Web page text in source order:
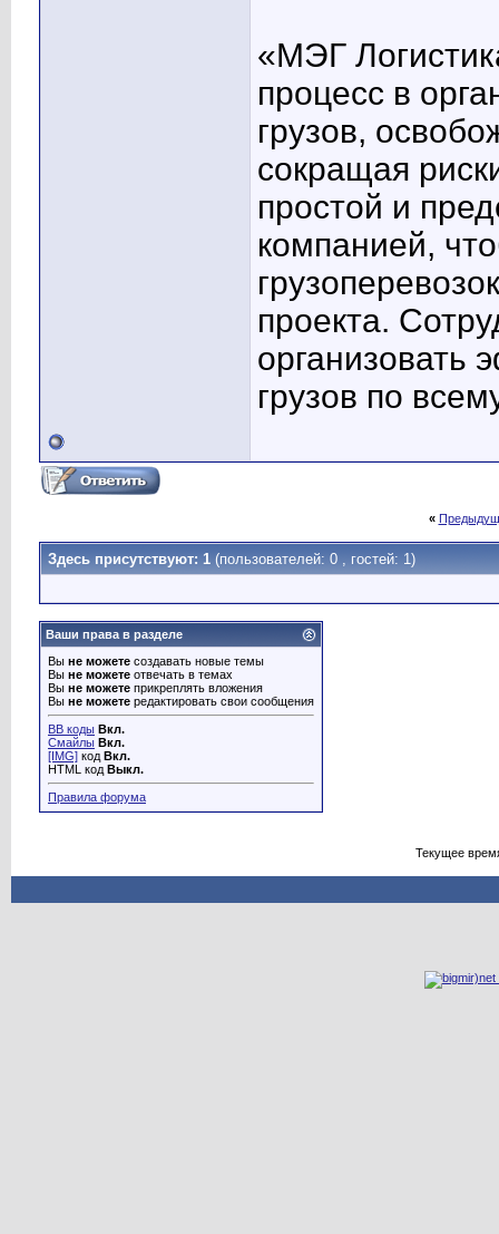
«МЭГ
процесс в
грузов,
сокращая
простой и
компанией,
проекта.
организовать
грузов по
«
Здесь присутствуют: 1 (пользователей: 0 , гостей: 1)
Ваши права в разделе
Вы не можете создавать новые темы
Вы не можете отвечать в темах
Вы не можете прикреплять вложения
Вы не можете редактировать свои сообщения
BB коды Вкл.
Смайлы Вкл.
[IMG] код Вкл.
HTML код Выкл.
Правила форума
Текущее